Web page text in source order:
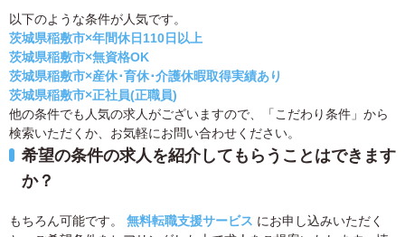
以下のような条件が人気です。
茨城県稲敷市×年間休日110日以上
茨城県稲敷市×無資格OK
茨城県稲敷市×産休･育休･介護休暇取得実績あり
茨城県稲敷市×正社員(正職員)
他の条件でも人気の求人がございますので、「こだわり条件」から
検索いただくか、お気軽にお問い合わせください。
希望の条件の求人を紹介してもらうことはできます
か？
もちろん可能です。 無料転職支援サービス にお申し込みいただく